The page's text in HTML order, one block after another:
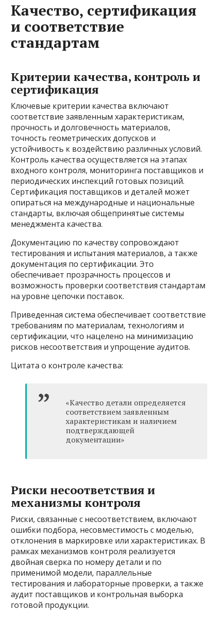
Качество, сертификация
и соответствие
стандартам
Критерии качества, контроль и
сертификация
Ключевые критерии качества включают
соответствие заявленным характеристикам,
прочность и долговечность материалов,
точность геометрических допусков и
устойчивость к воздействию различных условий.
Контроль качества осуществляется на этапах
входного контроля, мониторинга поставщиков и
периодических инспекций готовых позиций.
Сертификация поставщиков и деталей может
опираться на международные и национальные
стандарты, включая общепринятые системы
менеджмента качества.
Документацию по качеству сопровождают
тестирования и испытания материалов, а также
документация по сертификации. Это
обеспечивает прозрачность процессов и
возможность проверки соответствия стандартам
на уровне цепочки поставок.
Приведенная система обеспечивает соответствие
требованиям по материалам, технологиям и
сертификации, что нацелено на минимизацию
рисков несоответствия и упрощение аудитов.
Цитата о контроле качества:
«Качество детали определяется
соответствием заявленным
характеристикам и наличием
подтверждающей
документации»
Риски несоответствия и
механизмы контроля
Риски, связанные с несоответствием, включают
ошибки подбора, несовместимость с моделью,
отклонения в маркировке или характеристиках. В
рамках механизмов контроля реализуется
двойная сверка по номеру детали и по
применимой модели, параллельные
тестирования и лабораторные проверки, а также
аудит поставщиков и контрольная выборка
готовой продукции.